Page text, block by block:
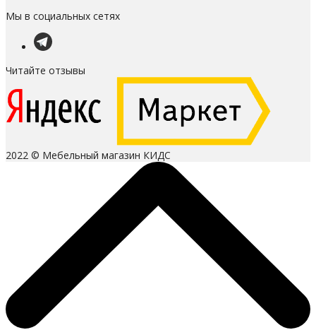
Мы в социальных сетях
Читайте отзывы
2022 © Мебельный магазин КИДС